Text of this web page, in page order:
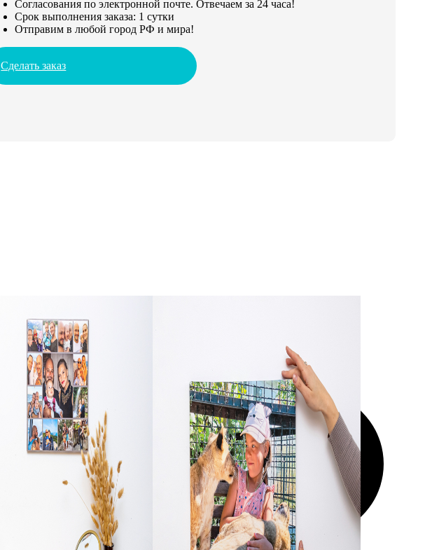
Согласования по электронной почте. Отвечаем за 24 часа!
Срок выполнения заказа: 1 сутки
Отправим в любой город РФ и мира!
Сделать заказ